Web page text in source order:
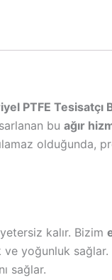
PTFE Tesisatçı
bu ağır
olduğunda,
kalır. Bizim
yoğunluk sağlar.
sağlar.